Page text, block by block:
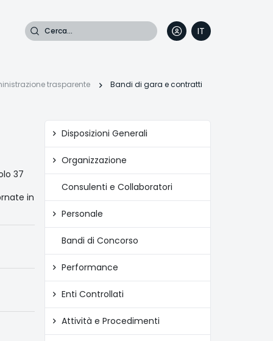
Cerca
IT
EN
FR
DE
trasparente Bandi di gara e contratti
37
in
Amministrazione
trasparente
Disposizioni Generali
Organizzazione
Consulenti e Collaboratori
Personale
Bandi di Concorso
Performance
Enti Controllati
Attività e Procedimenti